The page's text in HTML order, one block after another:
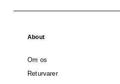
About
Om os
Returvarer